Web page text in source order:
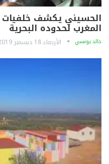
الحسيني يكشف خلفيات
المغرب لحدوده البحرية
خالد يونسي الأربعاء 18 ديسمبر 2019 - 22:40